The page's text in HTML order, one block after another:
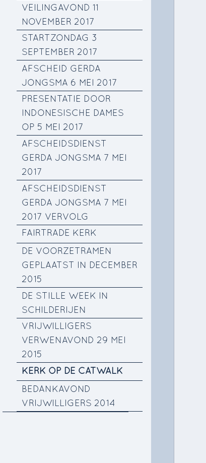
VEILINGAVOND 11
NOVEMBER 2017
STARTZONDAG 3
SEPTEMBER 2017
AFSCHEID GERDA
JONGSMA 6 MEI 2017
PRESENTATIE DOOR
INDONESISCHE DAMES
OP 5 MEI 2017
AFSCHEIDSDIENST
GERDA JONGSMA 7 MEI
2017
AFSCHEIDSDIENST
GERDA JONGSMA 7 MEI
2017 VERVOLG
FAIRTRADE KERK
DE VOORZETRAMEN
GEPLAATST IN DECEMBER
2015
DE STILLE WEEK IN
SCHILDERIJEN
VRIJWILLIGERS
VERWENAVOND 29 MEI
2015
KERK OP DE CATWALK
BEDANKAVOND
VRIJWILLIGERS 2014